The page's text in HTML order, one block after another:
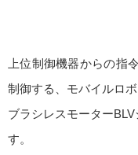
上位制御機器からの指
制御する、モバイルロ
ブラシレスモーター
す。